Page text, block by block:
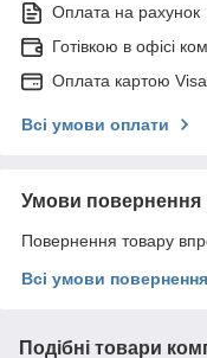
Оплата на рахунок
Готівкою в офісі
Оплата картою
Всі умови оплати
Умови повернення
Повернення товару
Всі умови повернення
Подібні товари